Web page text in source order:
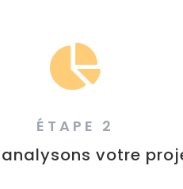

ÉTAPE 2
analysons votre